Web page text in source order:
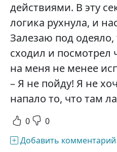
действиями. В эту
логика рухнула, и
Залезаю под
сходил и посмотрел
на меня не менее
– Я не пойду! Я не
напало то, что там
0 0
Добавить комментарий